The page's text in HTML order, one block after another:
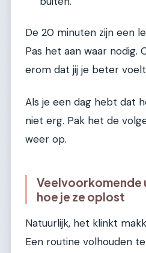
De 20 minuten zijn een
Pas het aan waar nodig.
erom dat jij je beter
Als je een dag hebt dat
niet erg. Pak het de
weer op.
Veelvoorkomende
hoe je ze oplost
Natuurlijk, het klinkt
Een routine volhouden